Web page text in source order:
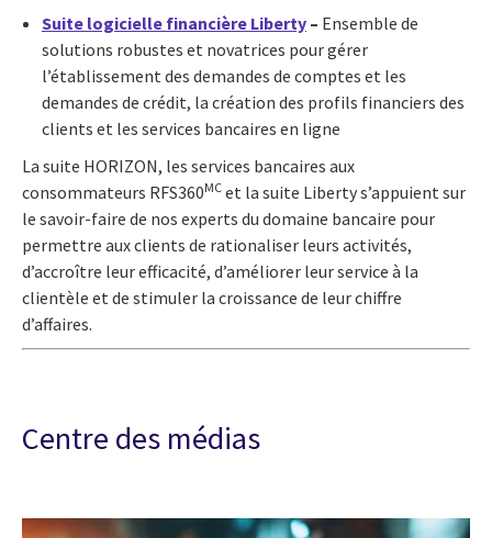
Suite logicielle financière Liberty – Ensemble de
solutions robustes et novatrices pour gérer
l’établissement des demandes de comptes et les
demandes de crédit, la création des profils financiers des
clients et les services bancaires en ligne
La suite HORIZON, les services bancaires aux
consommateurs RFS360MC et la suite Liberty s’appuient sur
le savoir-faire de nos experts du domaine bancaire pour
permettre aux clients de rationaliser leurs activités,
d’accroître leur efficacité, d’améliorer leur service à la
clientèle et de stimuler la croissance de leur chiffre
d’affaires.
Centre des médias